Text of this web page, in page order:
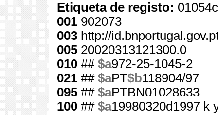
Etiqueta de registo:
001 902073
003 http://
005 20020313121300.0
010 ## $a972-25-1045-2
021 ## $aPT$b118904/97
095 ## $aPTBN01028633
100 ## $a19980320d1997 k